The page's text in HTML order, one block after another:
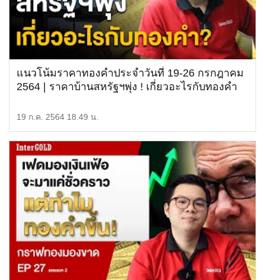
แนวโน้มราคาทองคำประจำวันที่ 19-26 กรกฎาคม
2564 | ราคาบ้านสหรัฐฯพุ่ง ! เกี่ยวอะไรกับทองคำ
19 ก.ค. 2564 18.49 น.